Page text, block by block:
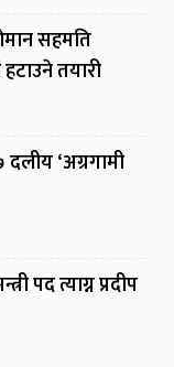
सहमति
तयारी
पद त्याग्न प्रदीप